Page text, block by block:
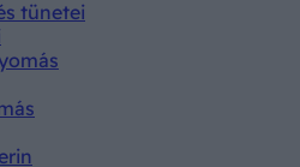
tünetei